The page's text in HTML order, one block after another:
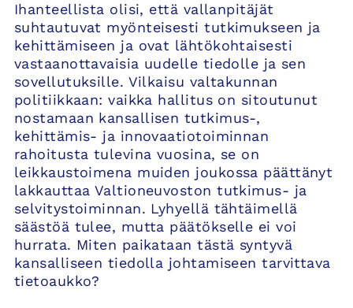
Ihanteellista olisi, että vallanpitäjät
suhtautuvat myönteisesti tutkimukseen ja
kehittämiseen ja ovat lähtökohtaisesti
vastaanottavaisia uudelle tiedolle ja sen
sovellutuksille. Vilkaisu valtakunnan
politiikkaan: vaikka hallitus on sitoutunut
nostamaan kansallisen tutkimus-,
kehittämis- ja innovaatiotoiminnan
rahoitusta tulevina vuosina, se on
leikkaustoimena muiden joukossa päättänyt
lakkauttaa Valtioneuvoston tutkimus- ja
selvitystoiminnan. Lyhyellä tähtäimellä
säästöä tulee, mutta päätökselle ei voi
hurrata. Miten paikataan tästä syntyvä
kansalliseen tiedolla johtamiseen tarvittava
tietoaukko?